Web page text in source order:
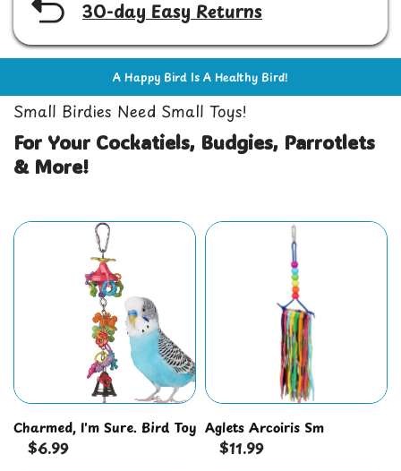
30-day Easy Returns
A Happy Bird Is A Healthy Bird!
Small Birdies Need Small Toys!
For Your Cockatiels, Budgies, Parrotlets
& More!
Charmed, I'm Sure. Bird Toy
$6.99
Aglets Arcoiris Sm
$11.99